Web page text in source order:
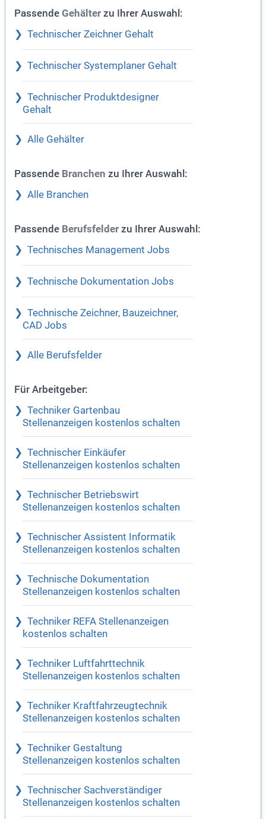
Passende Gehälter zu Ihrer Auswahl:
Technischer Zeichner Gehalt
Technischer Systemplaner Gehalt
Technischer Produktdesigner
Gehalt
Alle Gehälter
Passende Branchen zu Ihrer Auswahl:
Alle Branchen
Passende Berufsfelder zu Ihrer Auswahl:
Technisches Management Jobs
Technische Dokumentation Jobs
Technische Zeichner, Bauzeichner,
CAD Jobs
Alle Berufsfelder
Für Arbeitgeber:
Techniker Gartenbau
Stellenanzeigen kostenlos schalten
Technischer Einkäufer
Stellenanzeigen kostenlos schalten
Technischer Betriebswirt
Stellenanzeigen kostenlos schalten
Technischer Assistent Informatik
Stellenanzeigen kostenlos schalten
Technische Dokumentation
Stellenanzeigen kostenlos schalten
Techniker REFA Stellenanzeigen
kostenlos schalten
Techniker Luftfahrttechnik
Stellenanzeigen kostenlos schalten
Techniker Kraftfahrzeugtechnik
Stellenanzeigen kostenlos schalten
Techniker Gestaltung
Stellenanzeigen kostenlos schalten
Technischer Sachverständiger
Stellenanzeigen kostenlos schalten